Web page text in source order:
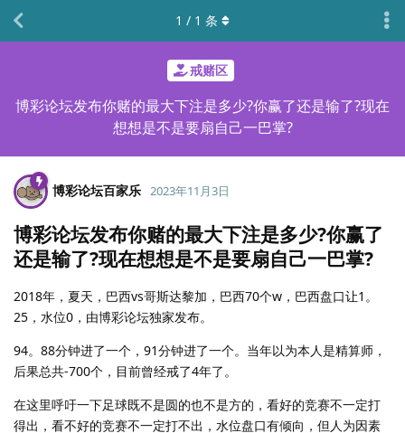
戒赌区
博彩论坛发布你赌的最大下注是多少?你赢了还是输了?现在
想想是不是要扇自己一巴掌?
1 / 1 条
博彩论坛百家乐 2023年11月3日
博彩论坛发布你赌的最大下注是多少?你赢了
还是输了?现在想想是不是要扇自己一巴掌?
2018年，夏天，巴西vs哥斯达黎加，巴西70个w，巴西盘口让1。
25，水位0，由博彩论坛独家发布。
94。88分钟进了一个，91分钟进了一个。当年以为本人是精算师，
后果总共-700个，目前曾经戒了4年了。
在这里呼吁一下足球既不是圆的也不是方的，看好的竞赛不一定打
得出，看不好的竞赛不一定打不出，水位盘口有倾向，但人为因素